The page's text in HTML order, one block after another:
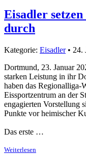
Eisadler
durch
Kategorie: Eisadler• 24.
Dortmund, 23. Januar
starken Leistung in ihr
haben das Regionalliga-
Eissportzentrum an der
engagierten Vorstellung
Punkte vor heimischer
Das erste …
Weiterlesen